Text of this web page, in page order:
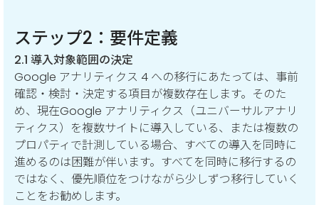
ステップ2：要件定義
2.1 導入対象範囲の決定
Google アナリティクス 4 への移行にあたっては、事前
確認・検討・決定する項目が複数存在します。そのた
め、現在Google アナリティクス（ユニバーサルアナリ
ティクス）を複数サイトに導入している、または複数の
プロパティで計測している場合、すべての導入を同時に
進めるのは困難が伴います。すべてを同時に移行するの
ではなく、優先順位をつけながら少しずつ移行していく
ことをお勧めします。